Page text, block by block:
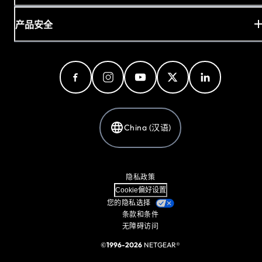
产品安全
China (汉语)
隐私政策
Cookie偏好设置
您的隐私选择
条款和条件
无障碍访问
©1996-2026 NETGEAR®